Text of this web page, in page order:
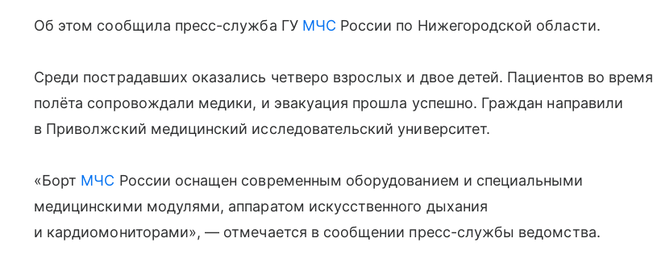
Об этом сообщила пресс-служба ГУ МЧС России по Нижегородской области.
Среди пострадавших оказались четверо взрослых и двое детей. Пациентов во время
полёта сопровождали медики, и эвакуация прошла успешно. Граждан направили
в Приволжский медицинский исследовательский университет.
«Борт МЧС России оснащен современным оборудованием и специальными
медицинскими модулями, аппаратом искусственного дыхания
и кардиомониторами», — отмечается в сообщении пресс-службы ведомства.